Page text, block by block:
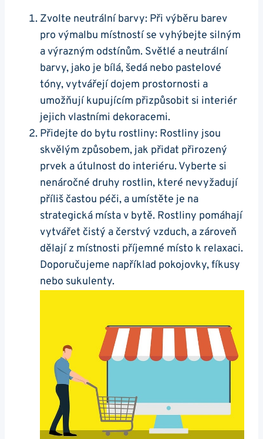
Zvolte neutrální barvy: Při výběru barev
pro výmalbu místností se vyhýbejte silným
a výrazným odstínům. Světlé a neutrální
barvy, jako je bílá, šedá nebo pastelové
tóny, vytvářejí dojem prostornosti a
umožňují kupujícím přizpůsobit si interiér
jejich vlastními dekoracemi.
Přidejte do bytu rostliny: Rostliny jsou
skvělým způsobem, jak přidat přirozený
prvek a útulnost do interiéru. Vyberte si
nenáročné druhy rostlin, které nevyžadují
příliš častou péči, a umístěte je na
strategická místa v bytě. Rostliny pomáhají
vytvářet čistý a čerstvý vzduch, a zároveň
dělají z místnosti příjemné místo k relaxaci.
Doporučujeme například pokojovky, fíkusy
nebo sukulenty.